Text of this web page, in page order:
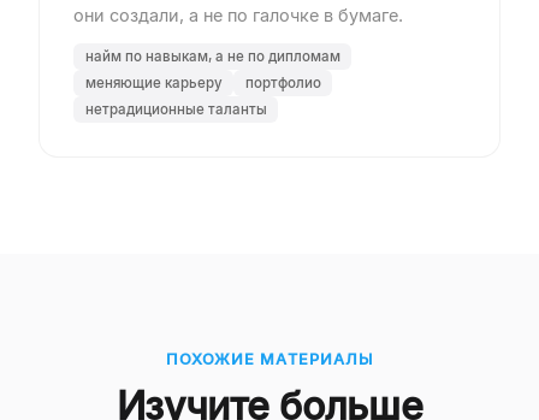
они создали, а не по галочке в бумаге.
найм по навыкам, а не по дипломам
меняющие карьеру
портфолио
нетрадиционные таланты
ПОХОЖИЕ МАТЕРИАЛЫ
Изучите больше